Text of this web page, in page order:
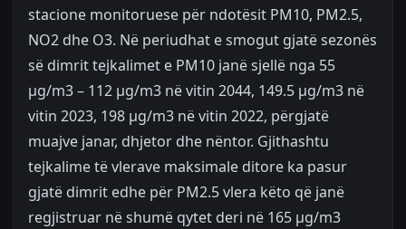
stacione monitoruese për ndotësit PM10, PM2.5,
NO2 dhe O3. Në periudhat e smogut gjatë sezonës
së dimrit tejkalimet e PM10 janë sjellë nga 55
µg/m3 – 112 µg/m3 në vitin 2044, 149.5 µg/m3 në
vitin 2023, 198 µg/m3 në vitin 2022, përgjatë
muajve janar, dhjetor dhe nëntor. Gjithashtu
tejkalime të vlerave maksimale ditore ka pasur
gjatë dimrit edhe për PM2.5 vlera këto që janë
regjistruar në shumë qytet deri në 165 µg/m3